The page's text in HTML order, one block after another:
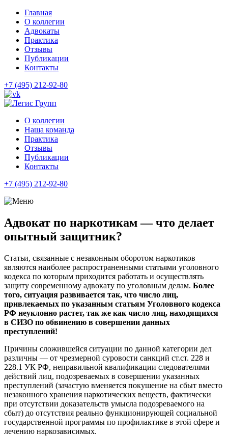
Главная
О коллегии
Адвокаты
Практика
Отзывы
Публикации
Контакты
+7 (495) 212-92-80
О коллегии
Наша команда
Практика
Отзывы
Публикации
Контакты
+7 (495) 212-92-80
Адвокат по наркотикам — что делает
опытный защитник?
Статьи, связанные с незаконным оборотом наркотиков
являются наиболее распространенными статьями уголовного
кодекса по которым приходится работать и осуществлять
защиту современному адвокату по уголовным делам. Более
того, ситуация развивается так, что число лиц,
привлекаемых по указанным статьям Уголовного кодекса
РФ неуклонно растет, так же как число лиц, находящихся
в СИЗО по обвинению в совершении данных
преступлений!
Причины сложившейся ситуации по данной категории дел
различны — от чрезмерной суровости санкций ст.ст. 228 и
228.1 УК РФ, неправильной квалификации следователями
действий лиц, подозреваемых в совершении указанных
преступлений (зачастую вменяется покушение на сбыт вместо
незаконного хранения наркотических веществ, фактически
при отсутствии доказательств умысла подозреваемого на
сбыт) до отсутствия реально функционирующей социальной
государственной программы по профилактике в этой сфере и
лечению наркозависимых.